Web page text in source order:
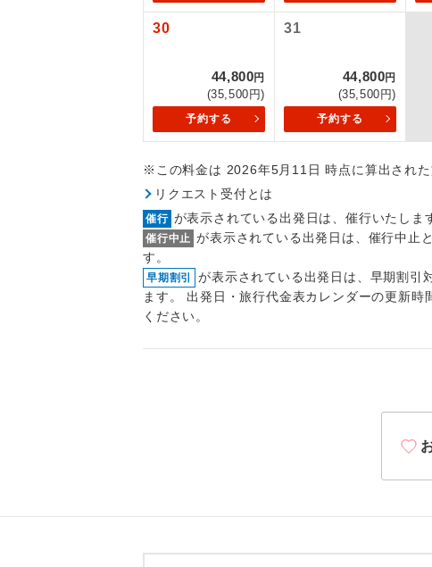
30
44,800円
(35,500円)
予約する
31
44,800円
(35,500円)
予約する
※この料金は 2026年5月11日 時点に算出された
リクエスト受付とは
催行 が表示されている出発日は、催行いたしま
催行中止 が表示されている出発日は、催行中止
す。
早期割引
が表示されている出発日は、早期割引
ます。 出発日・旅行代金表カレンダーの更新
ください。
全食事付き
お部屋食
トラベルイヤ
1名様催行
2名様催行
1名様1室同代
年齢制限あり